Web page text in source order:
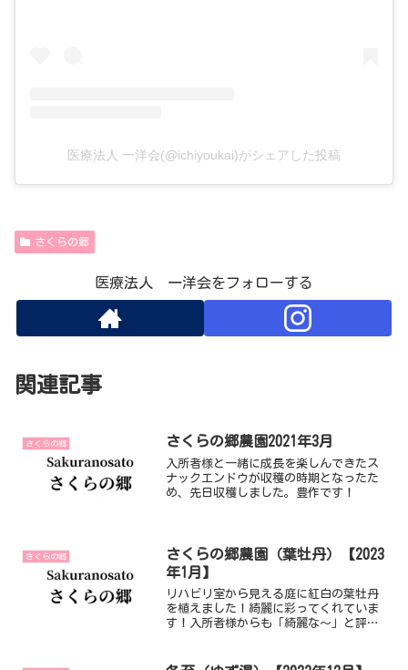
医療法人 一洋会(@ichiyoukai)がシェアした投稿
さくらの郷
医療法人 一洋会をフォローする
関連記事
さくらの郷 さくらの郷農園2021年3月
入所者様と一緒に成長を楽しんできたス
ナックエンドウが収穫の時期となったた
め、先日収穫しました。豊作です！
さくらの郷
さくらの郷農園（葉牡丹）【2023
年1月】
リハビリ室から見える庭に紅白の葉牡丹
を植えました！綺麗に彩ってくれていま
す！入所者様からも「綺麗な～」と評判